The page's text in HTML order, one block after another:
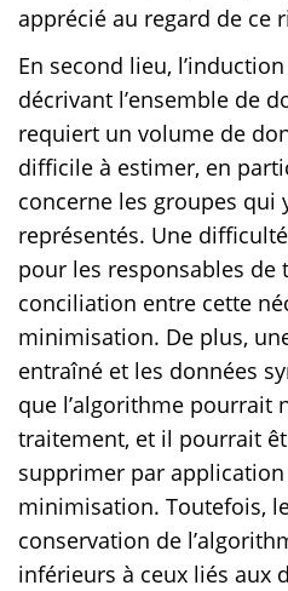
apprécié au regard de ce
En second lieu,
décrivant l’ensemble de
requiert un volume de
difficile à estimer, en
concerne les groupes qui
représentés. Une
pour les responsables de
conciliation entre cette
minimisation. De plus,
entraîné et les données
que l’algorithme pourrait
traitement, et il pourrait
supprimer par
minimisation. Toutefois,
conservation de
inférieurs à ceux liés aux